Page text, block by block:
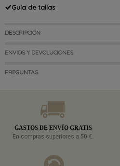
Guía de tallas
DESCRIPCIÓN
ENVIOS Y DEVOLUCIONES
PREGUNTAS
GASTOS DE ENVÍO GRATIS
En compras superiores a 50 €.